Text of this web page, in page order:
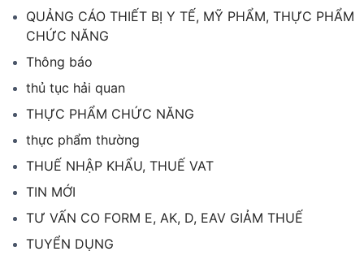
QUẢNG CÁO THIẾT BỊ Y TẾ, MỸ PHẨM, THỰC PHẨM
CHỨC NĂNG
Thông báo
thủ tục hải quan
THỰC PHẨM CHỨC NĂNG
thực phẩm thường
THUẾ NHẬP KHẨU, THUẾ VAT
TIN MỚI
TƯ VẤN CO FORM E, AK, D, EAV GIẢM THUẾ
TUYỂN DỤNG